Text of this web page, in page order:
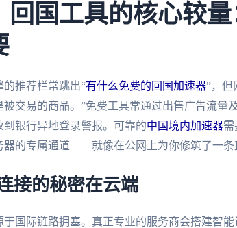
回国工具的核心较
的推荐栏常跳出“有什么免费的回国加速器”，但
被交易的商品。”免费工具常通过出售广告流量
到银行异地登录警报。可靠的中国境内加速器需
器的专属通道——就像在公网上为你修筑了一条
接的秘密在云端
于国际链路拥塞。真正专业的服务商会搭建智